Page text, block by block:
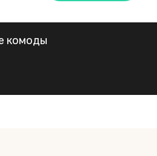
комоды